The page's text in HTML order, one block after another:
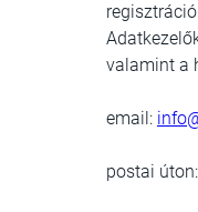
valamint a
email:
postai